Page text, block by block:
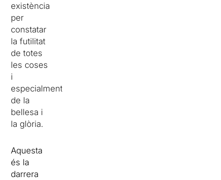
existència
per
constatar
la futilitat
de totes
les coses
i
especialment
de la
bellesa i
la glòria.
Aquesta
és la
darrera